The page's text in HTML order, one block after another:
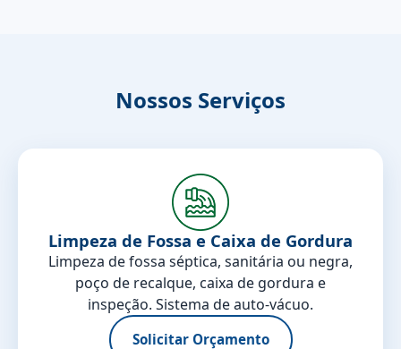
Nossos Serviços
Limpeza de Fossa e Caixa de Gordura
Limpeza de fossa séptica, sanitária ou negra,
poço de recalque, caixa de gordura e
inspeção. Sistema de auto-vácuo.
Solicitar Orçamento